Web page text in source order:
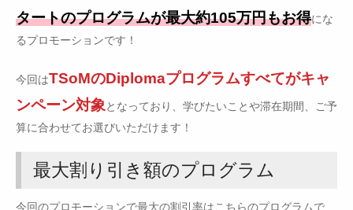
タートのプログラムが最大約105万円もお得にな
るプロモーションです！
今回はTSoMのDiplomaプログラムすべてがキャ
ンペーン対象となっており、学びたいことや滞在期間、ご予
算に合わせてお選びいただけます！
最大割り引き額のプログラム
今回のプロモーションで最大の割引率はこちらのプログラムで